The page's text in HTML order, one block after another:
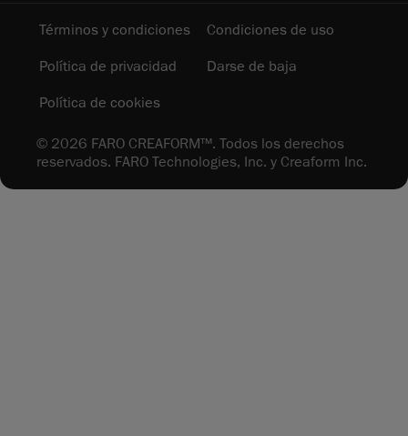
© 2026 FARO CREAFORM™. Todos los derechos
reservados. FARO Technologies, Inc. y Creaform Inc.
Términos y condiciones
Condiciones de uso
Política de privacidad
Darse de baja
Política de cookies